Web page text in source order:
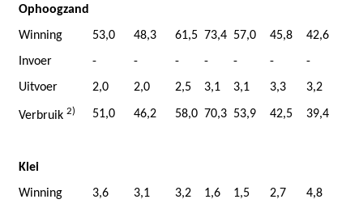
Ophoogzand
Winning
53,0 48,3 61,5 73,4 57,0 45,8
42,6
Invoer
- - - - - -
-
Uitvoer
2,0 2,0 2,5 3,1 3,1 3,3 3,2
Verbruik 2) 51,0 46,2 58,0 70,3 53,9 42,5 39,4
Klei
Winning
3,6 3,1 3,2 1,6 1,5 2,7 4,8